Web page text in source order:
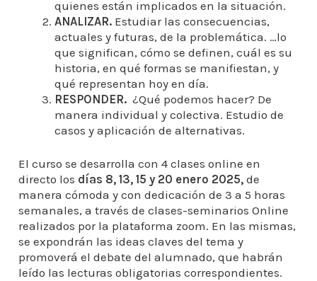
quienes están implicados en la situación.
ANALIZAR. Estudiar las consecuencias,
actuales y futuras, de la problemática. …lo
que significan, cómo se definen, cuál es su
historia, en qué formas se manifiestan, y
qué representan hoy en día.
RESPONDER. ¿Qué podemos hacer? De
manera individual y colectiva. Estudio de
casos y aplicación de alternativas.
El curso se desarrolla con 4 clases online en
directo los días 8, 13, 15 y 20 enero 2025, de
manera cómoda y con dedicación de 3 a 5 horas
semanales, a través de clases-seminarios Online
realizados por la plataforma zoom. En las mismas,
se expondrán las ideas claves del tema y
promoverá el debate del alumnado, que habrán
leído las lecturas obligatorias correspondientes.